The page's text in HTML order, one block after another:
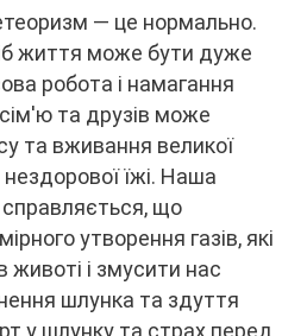
— це нормально.
життя може бути дуже
робота і намагання
та друзів може
та вживання великої
нездорової їжі. Наша
що
утворення газів, які
і змусити нас
шлунка та здуття
у шлунку та страх перед